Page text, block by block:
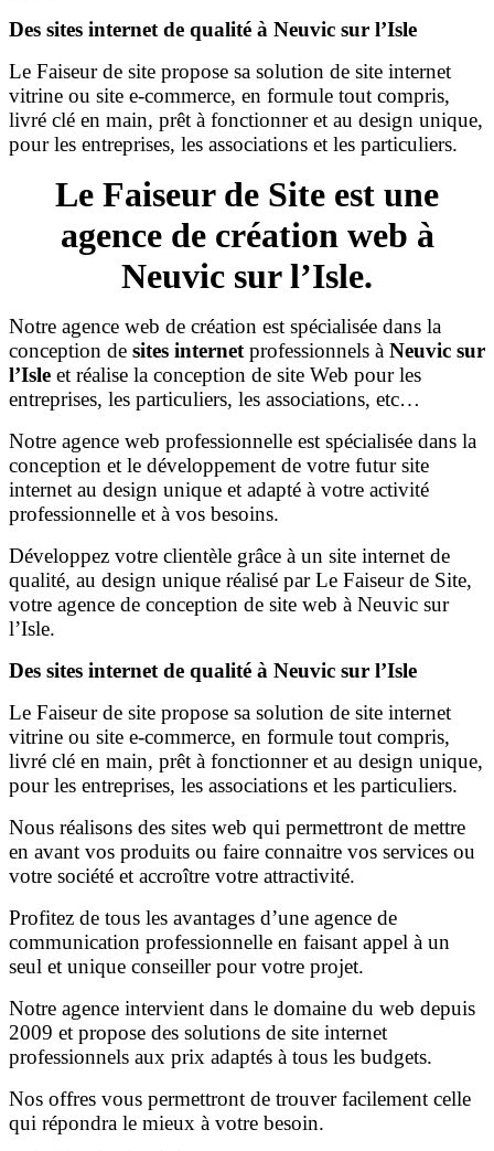
Des sites internet de qualité à Neuvic sur l’Isle
Le Faiseur de site propose sa solution de site internet
vitrine ou site e-commerce, en formule tout compris,
livré clé en main, prêt à fonctionner et au design unique,
pour les entreprises, les associations et les particuliers.
Le Faiseur de Site est une
agence de création web à
Neuvic sur l’Isle.
Notre agence web de création est spécialisée dans la
conception de sites internet professionnels à Neuvic sur
l’Isle et réalise la conception de site Web pour les
entreprises, les particuliers, les associations, etc…
Notre agence web professionnelle est spécialisée dans la
conception et le développement de votre futur site
internet au design unique et adapté à votre activité
professionnelle et à vos besoins.
Développez votre clientèle grâce à un site internet de
qualité, au design unique réalisé par Le Faiseur de Site,
votre agence de conception de site web à Neuvic sur
l’Isle.
Des sites internet de qualité à Neuvic sur l’Isle
Le Faiseur de site propose sa solution de site internet
vitrine ou site e-commerce, en formule tout compris,
livré clé en main, prêt à fonctionner et au design unique,
pour les entreprises, les associations et les particuliers.
Nous réalisons des sites web qui permettront de mettre
en avant vos produits ou faire connaitre vos services ou
votre société et accroître votre attractivité.
Profitez de tous les avantages d’une agence de
communication professionnelle en faisant appel à un
seul et unique conseiller pour votre projet.
Notre agence intervient dans le domaine du web depuis
2009 et propose des solutions de site internet
professionnels aux prix adaptés à tous les budgets.
Nos offres vous permettront de trouver facilement celle
qui répondra le mieux à votre besoin.